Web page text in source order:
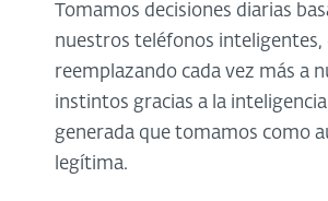
Tomamos decisiones diarias
nuestros teléfonos inteligentes,
reemplazando cada vez más a
instintos gracias a la
generada que tomamos como
legítima.